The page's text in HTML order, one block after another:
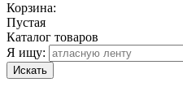
Корзина:
Пустая
Каталог товаров
Я ищу:
Искать